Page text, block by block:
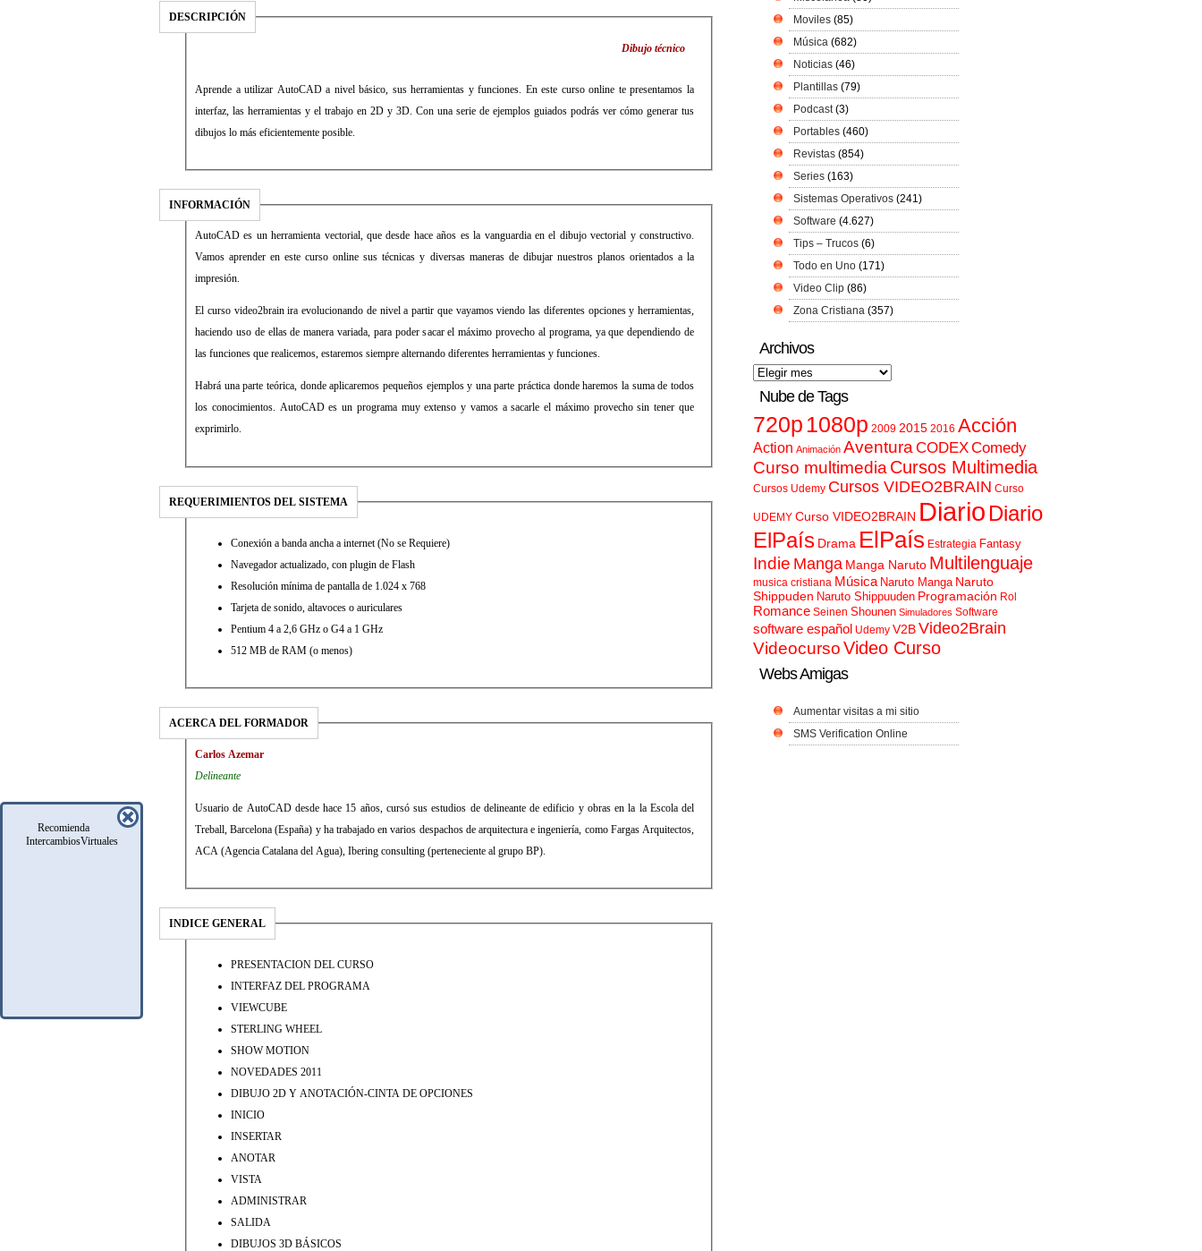
Recomienda
IntercambiosVirtuales
DESCRIPCIÓN
Dibujo técnico
Aprende a utilizar AutoCAD a nivel básico, sus herramientas y funciones. En este curso online te presentamos la
interfaz, las herramientas y el trabajo en 2D y 3D. Con una serie de ejemplos guiados podrás ver cómo generar tus
dibujos lo más eficientemente posible.
INFORMACIÓN
AutoCAD es un herramienta vectorial, que desde hace años es la vanguardia en el dibujo vectorial y constructivo.
Vamos aprender en este curso online sus técnicas y diversas maneras de dibujar nuestros planos orientados a la
impresión.
El curso video2brain ira evolucionando de nivel a partir que vayamos viendo las diferentes opciones y herramientas,
haciendo uso de ellas de manera variada, para poder sacar el máximo provecho al programa, ya que dependiendo de
las funciones que realicemos, estaremos siempre alternando diferentes herramientas y funciones.
Habrá una parte teórica, donde aplicaremos pequeños ejemplos y una parte práctica donde haremos la suma de todos
los conocimientos. AutoCAD es un programa muy extenso y vamos a sacarle el máximo provecho sin tener que
exprimirlo.
REQUERIMIENTOS DEL SISTEMA
Conexión a banda ancha a internet (No se Requiere)
Navegador actualizado, con plugin de Flash
Resolución mínima de pantalla de 1.024 x 768
Tarjeta de sonido, altavoces o auriculares
Pentium 4 a 2,6 GHz o G4 a 1 GHz
512 MB de RAM (o menos)
ACERCA DEL FORMADOR
Carlos Azemar
Delineante
Usuario de AutoCAD desde hace 15 años, cursó sus estudios de delineante de edificio y obras en la la Escola del
Treball, Barcelona (España) y ha trabajado en varios despachos de arquitectura e ingeniería, como Fargas Arquitectos,
ACA (Agencia Catalana del Agua), Ibering consulting (perteneciente al grupo BP).
INDICE GENERAL
PRESENTACION DEL CURSO
INTERFAZ DEL PROGRAMA
VIEWCUBE
STERLING WHEEL
SHOW MOTION
NOVEDADES 2011
DIBUJO 2D Y ANOTACIÓN-CINTA DE OPCIONES
INICIO
INSERTAR
ANOTAR
VISTA
ADMINISTRAR
SALIDA
DIBUJOS 3D BÁSICOS
Moviles (85)
Música (682)
Noticias (46)
Plantillas (79)
Podcast(3)
Portables (460)
Revistas (854)
Series (163)
Sistemas Operativos (241)
Software (4.627)
Tips – Trucos (6)
Todo en Uno (171)
Video Clip (86)
Zona Cristiana (357)
Archivos
Nube de Tags
720p 1080p 2009 2015 2016 Acción
Action Animación AventuraCODEXComedy
Curso multimediaCursos Multimedia
Cursos Udemy Cursos VIDEO2BRAIN Curso
UDEMY Curso VIDEO2BRAIN Diario Diario
ElPaís Drama ElPaís Estrategia Fantasy
Indie Manga Manga Naruto Multilenguaje
musica cristiana Música Naruto Manga Naruto
Shippuden Naruto Shippuuden Programación Rol
Romance Seinen Shounen Simuladores Software
software español Udemy V2BVideo2Brain
VideocursoVideo Curso
Webs Amigas
Aumentar visitas a mi sitio
SMS Verification Online